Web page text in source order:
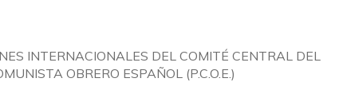
INTERNACIONALES DEL COMITÉ CENTRAL DEL
OBRERO ESPAÑOL (P.C.O.E.)